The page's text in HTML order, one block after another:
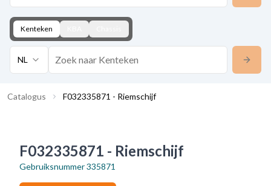
Kenteken
NL
Catalogus F032335871 - Riemschijf
F032335871 - Riemschijf
Gebruiksnummer335871